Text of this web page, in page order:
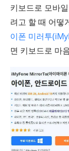
키보드로 모바
려고 할 때 어떻
이폰 미러투
면 키보드로 마